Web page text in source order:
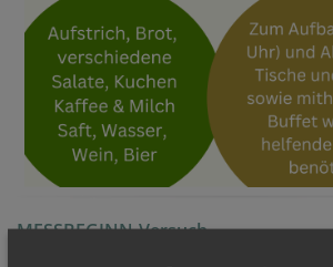
MESSBEGINN-Versuch